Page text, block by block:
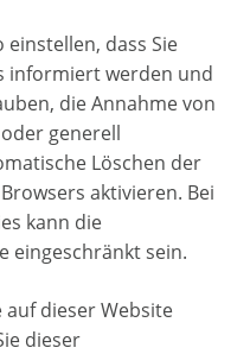
dass Sie
informiert werden und
die Annahme von
generell
Löschen der
aktivieren. Bei
kann die
eingeschränkt sein.
auf dieser Website
dieser